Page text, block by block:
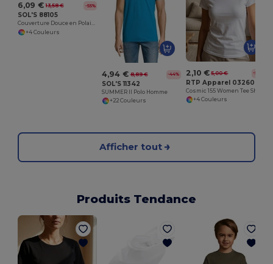
6,09 € 13,58 € -55%
SOL'S 88105
Couverture Douce en Polaire à Carreaux
+4 Couleurs
4,94 € 8,89 € -44%
SOL'S 11342
SUMMER II Polo Homme
+22 Couleurs
2,10 € 5,00 € -58%
RTP Apparel 03260
+4 Couleurs
Afficher tout
Produits Tendance